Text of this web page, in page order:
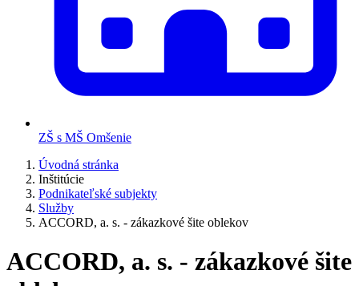
ZŠ s MŠ Omšenie
Úvodná stránka
Inštitúcie
Podnikateľské subjekty
Služby
ACCORD, a. s. - zákazkové šite oblekov
ACCORD, a. s. - zákazkové šite